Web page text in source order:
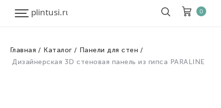
Корзина Очистить все
0
Главная Каталог
Панели для стен
Дизайнерская 3D стеновая панель из гипса PARALINE